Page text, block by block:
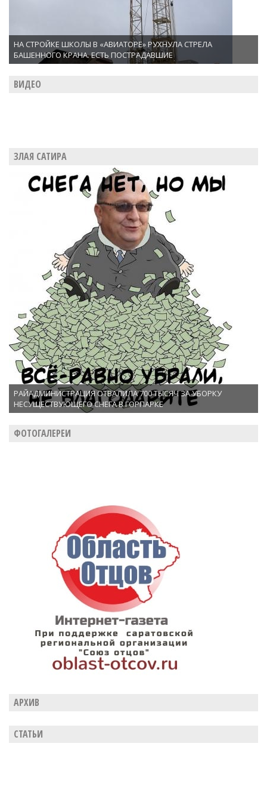
НА СТРОЙКЕ ШКОЛЫ В «АВИАТОРЕ» РУХНУЛА СТРЕЛА
БАШЕННОГО КРАНА. ЕСТЬ ПОСТРАДАВШИЕ
ВИДЕО
ЗЛАЯ САТИРА
РАЙАДМИНИСТРАЦИЯ ОТВАЛИЛА 700 ТЫСЯЧ ЗА УБОРКУ
НЕСУЩЕСТВУЮЩЕГО СНЕГА В ГОРПАРКЕ
ФОТОГАЛЕРЕИ
АРХИВ
СТАТЬИ